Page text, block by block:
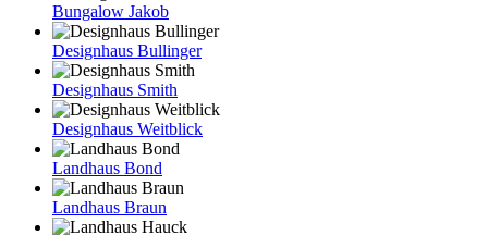
Bungalow Jakob
Designhaus Bullinger
Designhaus Smith
Designhaus Weitblick
Landhaus Bond
Landhaus Braun